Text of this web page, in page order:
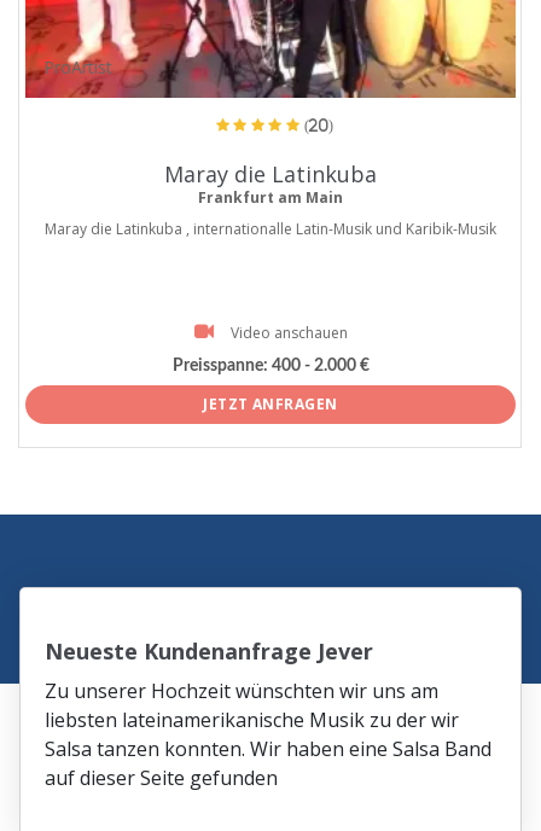
ProArtist
(20)
Maray die Latinkuba
Frankfurt am Main
Maray die Latinkuba , internationalle Latin-Musik und Karibik-Musik
Video anschauen
Preisspanne: 400 - 2.000 €
JETZT ANFRAGEN
Neueste Kundenanfrage Jever
Zu unserer Hochzeit wünschten wir uns am
liebsten lateinamerikanische Musik zu der wir
Salsa tanzen konnten. Wir haben eine Salsa Band
auf dieser Seite gefunden